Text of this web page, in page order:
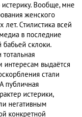
Вообще, мне
женского
лет. Стилистика всей
в последние
склоки.
тотальная
интересам выдаётся
стали
публичная
истерики,
негативным
конкретной